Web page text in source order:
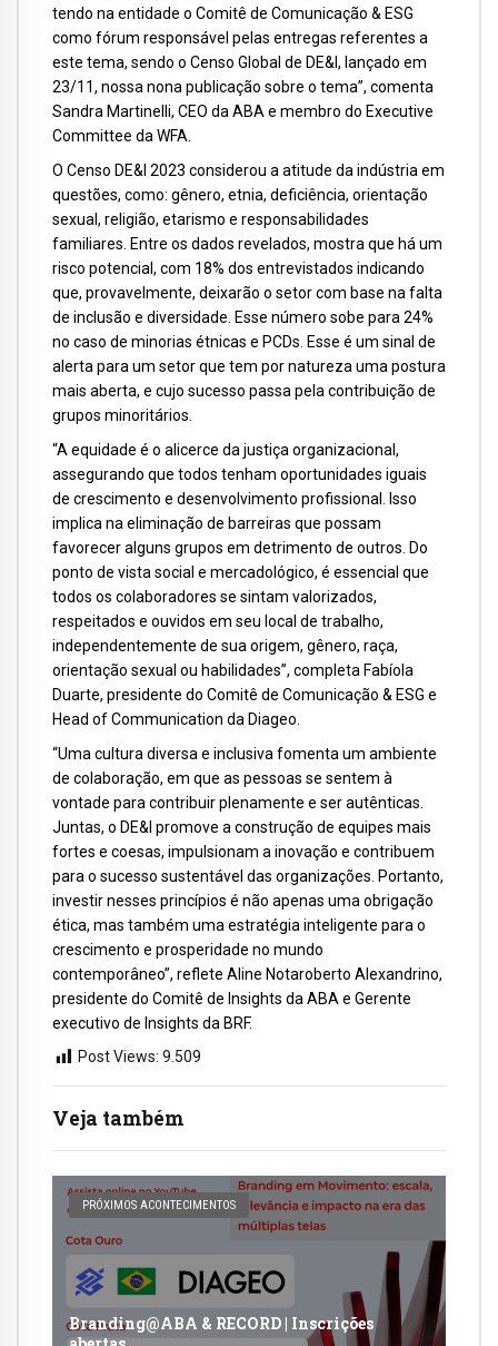
Veja também
PRÓXIMOS ACONTECIMENTOS
Branding@ABA & RECORD | Inscrições
tendo na entidade o Comitê de Comunicação & ESG
como fórum responsável pelas entregas referentes a
este tema, sendo o Censo Global de DE&I, lançado em
23/11, nossa nona publicação sobre o tema”, comenta
Sandra Martinelli, CEO da ABA e membro do Executive
Committee da WFA.
O Censo DE&I 2023 considerou a atitude da indústria em
questões, como: gênero, etnia, deficiência, orientação
sexual, religião, etarismo e responsabilidades
familiares. Entre os dados revelados, mostra que há um
risco potencial, com 18% dos entrevistados indicando
que, provavelmente, deixarão o setor com base na falta
de inclusão e diversidade. Esse número sobe para 24%
no caso de minorias étnicas e PCDs. Esse é um sinal de
alerta para um setor que tem por natureza uma postura
mais aberta, e cujo sucesso passa pela contribuição de
grupos minoritários.
“A equidade é o alicerce da justiça organizacional,
assegurando que todos tenham oportunidades iguais
de crescimento e desenvolvimento profissional. Isso
implica na eliminação de barreiras que possam
favorecer alguns grupos em detrimento de outros. Do
ponto de vista social e mercadológico, é essencial que
todos os colaboradores se sintam valorizados,
respeitados e ouvidos em seu local de trabalho,
independentemente de sua origem, gênero, raça,
orientação sexual ou habilidades”, completa Fabíola
Duarte, presidente do Comitê de Comunicação & ESG e
Head of Communication da Diageo.
“Uma cultura diversa e inclusiva fomenta um ambiente
de colaboração, em que as pessoas se sentem à
vontade para contribuir plenamente e ser autênticas.
Juntas, o DE&I promove a construção de equipes mais
fortes e coesas, impulsionam a inovação e contribuem
para o sucesso sustentável das organizações. Portanto,
investir nesses princípios é não apenas uma obrigação
ética, mas também uma estratégia inteligente para o
crescimento e prosperidade no mundo
contemporâneo”, reflete Aline Notaroberto Alexandrino,
presidente do Comitê de Insights da ABA e Gerente
executivo de Insights da BRF.
Post Views: 9.509